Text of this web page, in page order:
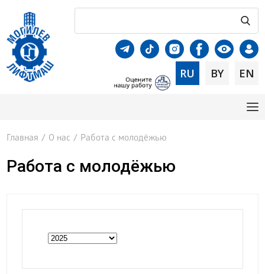
RU BY EN
Главная / О нас / Работа с молодёжью
Работа с молодёжью